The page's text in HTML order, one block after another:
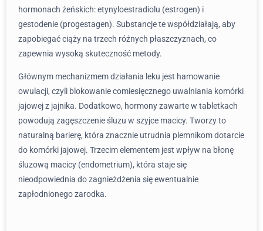
hormonach żeńskich: etynyloestradiolu (estrogen) i
gestodenie (progestagen). Substancje te współdziałają, aby
zapobiegać ciąży na trzech różnych płaszczyznach, co
zapewnia wysoką skuteczność metody.
Głównym mechanizmem działania leku jest hamowanie
owulacji, czyli blokowanie comiesięcznego uwalniania komórki
jajowej z jajnika. Dodatkowo, hormony zawarte w tabletkach
powodują zagęszczenie śluzu w szyjce macicy. Tworzy to
naturalną barierę, która znacznie utrudnia plemnikom dotarcie
do komórki jajowej. Trzecim elementem jest wpływ na błonę
śluzową macicy (endometrium), która staje się
nieodpowiednia do zagnieżdżenia się ewentualnie
zapłodnionego zarodka.